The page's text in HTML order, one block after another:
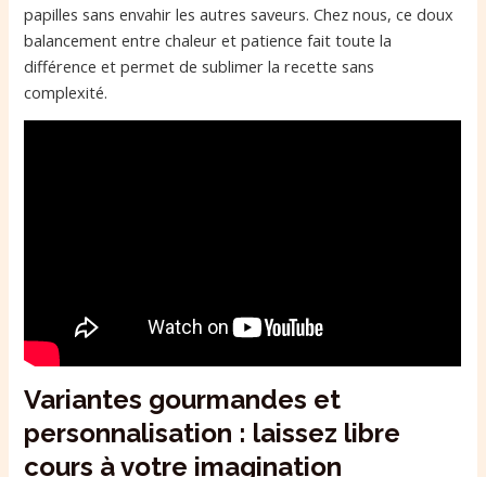
papilles sans envahir les autres saveurs. Chez nous, ce doux
balancement entre chaleur et patience fait toute la
différence et permet de sublimer la recette sans
complexité.
Variantes gourmandes et
personnalisation : laissez libre
cours à votre imagination